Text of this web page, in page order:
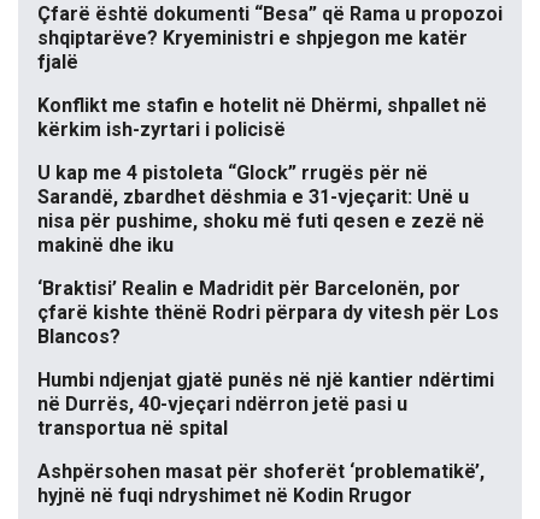
Çfarë është dokumenti “Besa” që Rama u propozoi
shqiptarëve? Kryeministri e shpjegon me katër
fjalë
Konflikt me stafin e hotelit në Dhërmi, shpallet në
kërkim ish-zyrtari i policisë
U kap me 4 pistoleta “Glock” rrugës për në
Sarandë, zbardhet dëshmia e 31-vjeçarit: Unë u
nisa për pushime, shoku më futi qesen e zezë në
makinë dhe iku
‘Braktisi’ Realin e Madridit për Barcelonën, por
çfarë kishte thënë Rodri përpara dy vitesh për Los
Blancos?
Humbi ndjenjat gjatë punës në një kantier ndërtimi
në Durrës, 40-vjeçari ndërron jetë pasi u
transportua në spital
Ashpërsohen masat për shoferët ‘problematikë’,
hyjnë në fuqi ndryshimet në Kodin Rrugor